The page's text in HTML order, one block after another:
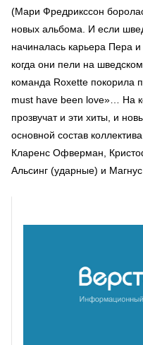
(Мари Фредрикссон
новых альбома. И если
начиналась карьера Пера
когда они пели на
команда Roxette покорила
must have been love»… На
прозвучат и эти хиты, и
основной состав
Кларенс Офверман,
Альсинг (ударные) и